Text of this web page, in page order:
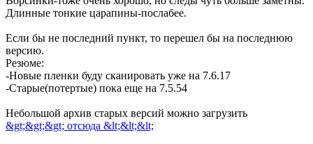
Длинные тонкие царапины-послабее.
Если бы не последний пункт, то перешел бы на последнюю
версию.
Резюме:
-Новые пленки буду сканировать уже на 7.6.17
-Старые(потертые) пока еще на 7.5.54
Небольшой архив старых версий можно загрузить
&gt;&gt;&gt; отсюда &lt;&lt;&lt;